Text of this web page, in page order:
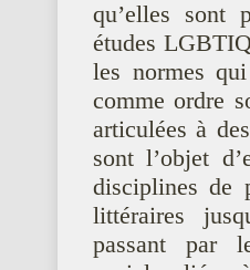
qu’elles sont
études
les normes
comme ordre
articulées à
sont l’objet
disciplines de
littéraires
passant par